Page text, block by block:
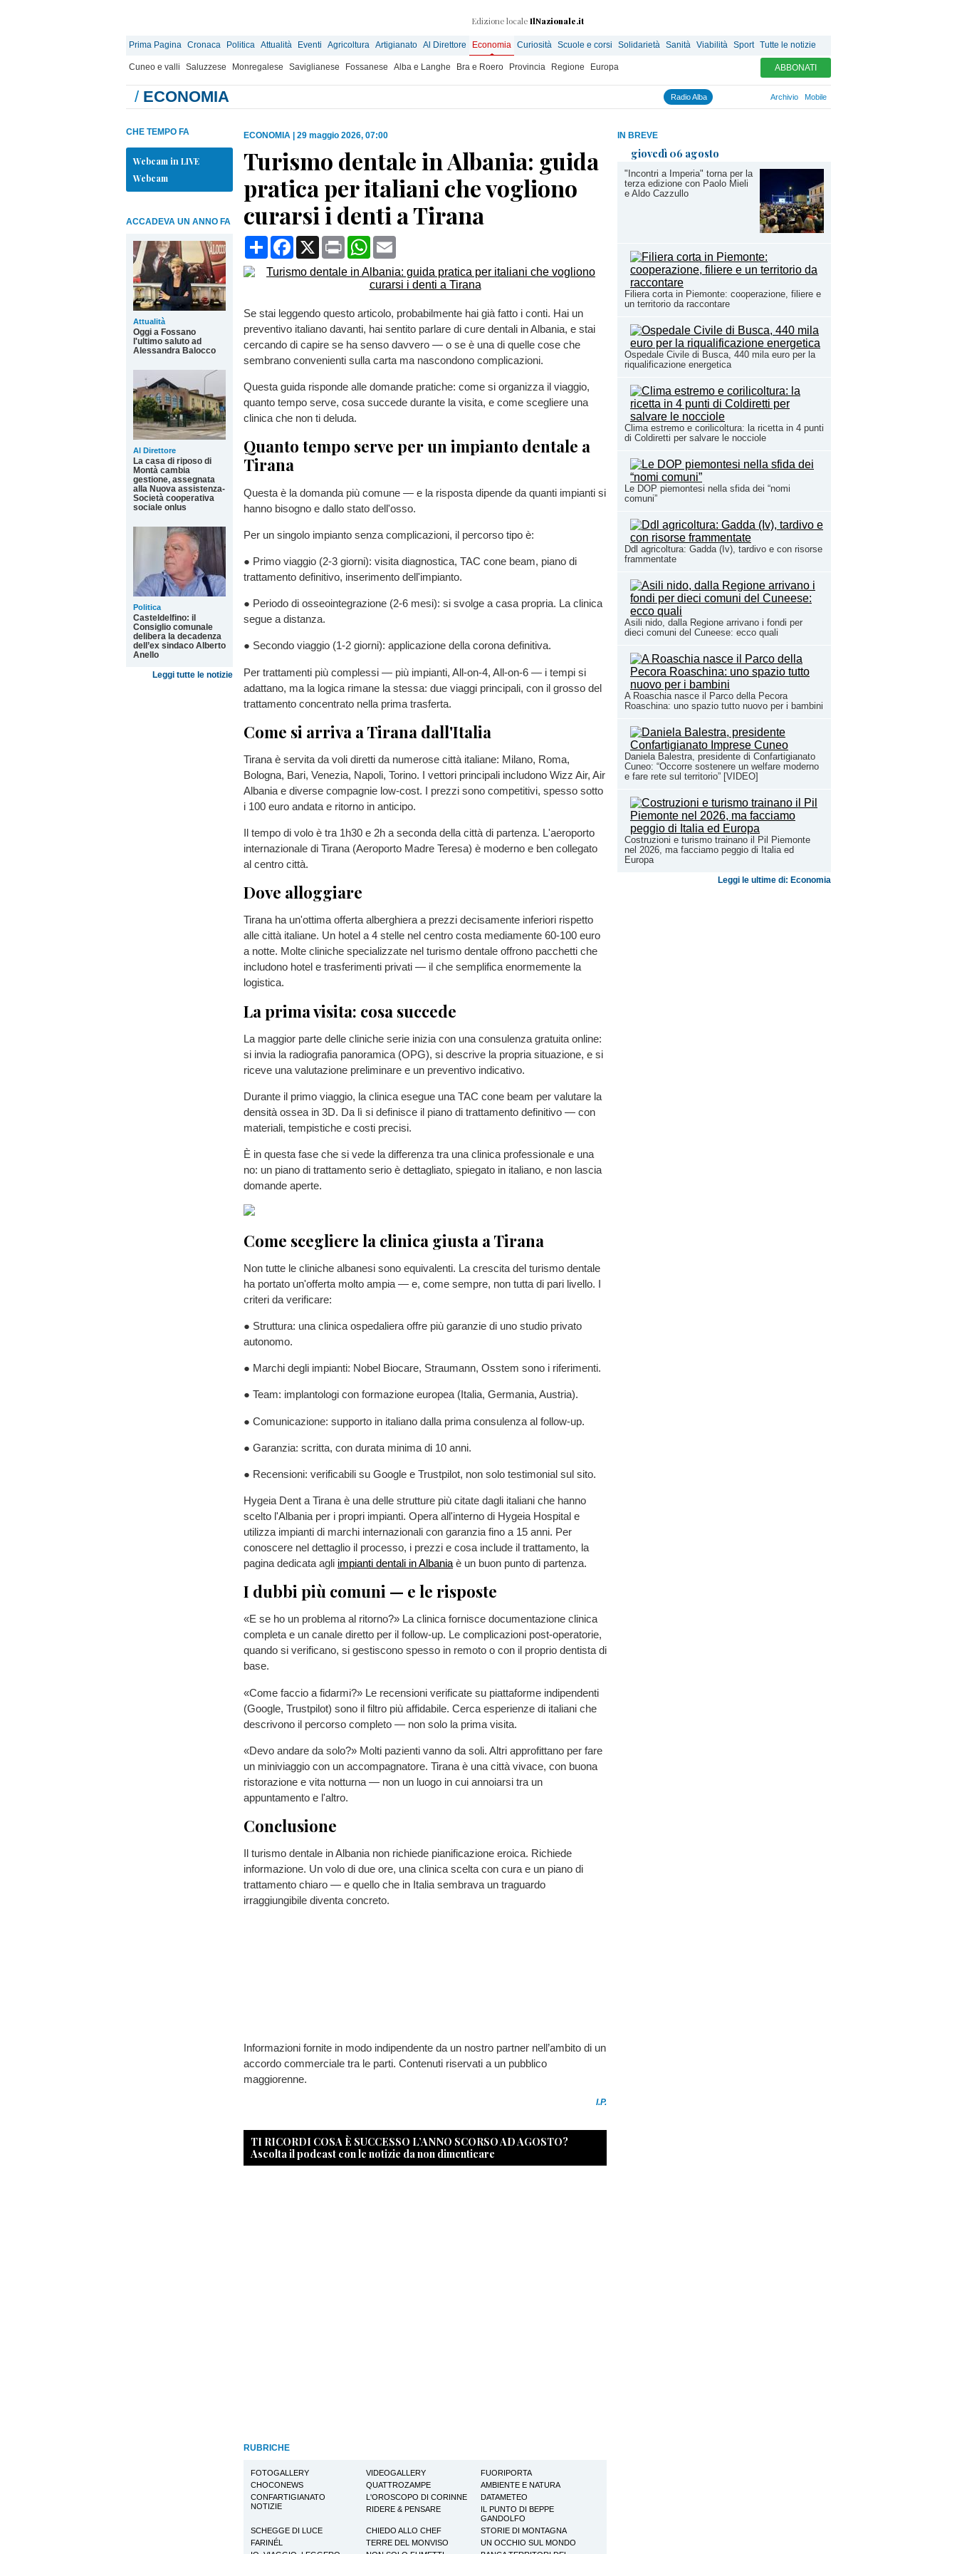
Edizione locale IlNazionale.it
Prima Pagina Cronaca Politica Attualità Eventi Agricoltura Artigianato Al Direttore Economia Curiosità Scuole e corsi Solidarietà Sanità Viabilità Sport Tutte le notizie
Cuneo e valli Saluzzese Monregalese Saviglianese Fossanese Alba e Langhe Bra e Roero Provincia Regione Europa ABBONATI
/ ECONOMIA Radio Alba Archivio Mobile
IN BREVE
giovedì 06 agosto
"Incontri a Imperia" torna per la
terza edizione con Paolo Mieli
e Aldo Cazzullo
Filiera corta in Piemonte: cooperazione, filiere e
un territorio da raccontare
Ospedale Civile di Busca, 440 mila euro per la
riqualificazione energetica
Clima estremo e corilicoltura: la ricetta in 4 punti
di Coldiretti per salvare le nocciole
Le DOP piemontesi nella sfida dei “nomi
comuni”
Ddl agricoltura: Gadda (Iv), tardivo e con risorse
frammentate
Asili nido, dalla Regione arrivano i fondi per
dieci comuni del Cuneese: ecco quali
A Roaschia nasce il Parco della Pecora
Roaschina: uno spazio tutto nuovo per i bambini
Daniela Balestra, presidente di Confartigianato
Cuneo: “Occorre sostenere un welfare moderno
e fare rete sul territorio” [VIDEO]
Costruzioni e turismo trainano il Pil Piemonte
nel 2026, ma facciamo peggio di Italia ed
Europa
Leggi le ultime di: Economia
CHE TEMPO FA
Webcam in LIVE
Webcam
ACCADEVA UN ANNO FA
Attualità
Oggi a Fossano
l'ultimo saluto ad
Alessandra Balocco
Al Direttore
La casa di riposo di
Montà cambia
gestione, assegnata
alla Nuova assistenza-
Società cooperativa
sociale onlus
Politica
Casteldelfino: il
Consiglio comunale
delibera la decadenza
dell’ex sindaco Alberto
Anello
Leggi tutte le notizie
ECONOMIA 29 maggio 2026, 07:00
Turismo dentale in Albania: guida
pratica per italiani che vogliono
curarsi i denti a Tirana
CondividiFacebook
X Print WhatsApp
Se stai leggendo questo articolo, probabilmente hai già fatto i conti. Hai un
preventivo italiano davanti, hai sentito parlare di cure dentali in Albania, e stai
cercando di capire se ha senso davvero — o se è una di quelle cose che
sembrano convenienti sulla carta ma nascondono complicazioni.
Questa guida risponde alle domande pratiche: come si organizza il viaggio,
quanto tempo serve, cosa succede durante la visita, e come scegliere una
clinica che non ti deluda.
Quanto tempo serve per un impianto dentale a
Tirana
Questa è la domanda più comune — e la risposta dipende da quanti impianti si
hanno bisogno e dallo stato dell'osso.
Per un singolo impianto senza complicazioni, il percorso tipo è:
● Primo viaggio (2-3 giorni): visita diagnostica, TAC cone beam, piano di
trattamento definitivo, inserimento dell'impianto.
● Periodo di osseointegrazione (2-6 mesi): si svolge a casa propria. La clinica
segue a distanza.
● Secondo viaggio (1-2 giorni): applicazione della corona definitiva.
Per trattamenti più complessi — più impianti, All-on-4, All-on-6 — i tempi si
adattano, ma la logica rimane la stessa: due viaggi principali, con il grosso del
trattamento concentrato nella prima trasferta.
Come si arriva a Tirana dall'Italia
Tirana è servita da voli diretti da numerose città italiane: Milano, Roma,
Bologna, Bari, Venezia, Napoli, Torino. I vettori principali includono Wizz Air, Air
Albania e diverse compagnie low-cost. I prezzi sono competitivi, spesso sotto
i 100 euro andata e ritorno in anticipo.
Il tempo di volo è tra 1h30 e 2h a seconda della città di partenza. L'aeroporto
internazionale di Tirana (Aeroporto Madre Teresa) è moderno e ben collegato
al centro città.
Dove alloggiare
Tirana ha un'ottima offerta alberghiera a prezzi decisamente inferiori rispetto
alle città italiane. Un hotel a 4 stelle nel centro costa mediamente 60-100 euro
a notte. Molte cliniche specializzate nel turismo dentale offrono pacchetti che
includono hotel e trasferimenti privati — il che semplifica enormemente la
logistica.
La prima visita: cosa succede
La maggior parte delle cliniche serie inizia con una consulenza gratuita online:
si invia la radiografia panoramica (OPG), si descrive la propria situazione, e si
riceve una valutazione preliminare e un preventivo indicativo.
Durante il primo viaggio, la clinica esegue una TAC cone beam per valutare la
densità ossea in 3D. Da lì si definisce il piano di trattamento definitivo — con
materiali, tempistiche e costi precisi.
È in questa fase che si vede la differenza tra una clinica professionale e una
no: un piano di trattamento serio è dettagliato, spiegato in italiano, e non lascia
domande aperte.
Come scegliere la clinica giusta a Tirana
Non tutte le cliniche albanesi sono equivalenti. La crescita del turismo dentale
ha portato un'offerta molto ampia — e, come sempre, non tutta di pari livello. I
criteri da verificare:
● Struttura: una clinica ospedaliera offre più garanzie di uno studio privato
autonomo.
● Marchi degli impianti: Nobel Biocare, Straumann, Osstem sono i riferimenti.
● Team: implantologi con formazione europea (Italia, Germania, Austria).
● Comunicazione: supporto in italiano dalla prima consulenza al follow-up.
● Garanzia: scritta, con durata minima di 10 anni.
● Recensioni: verificabili su Google e Trustpilot, non solo testimonial sul sito.
Hygeia Dent a Tirana è una delle strutture più citate dagli italiani che hanno
scelto l'Albania per i propri impianti. Opera all'interno di Hygeia Hospital e
utilizza impianti di marchi internazionali con garanzia fino a 15 anni. Per
conoscere nel dettaglio il processo, i prezzi e cosa include il trattamento, la
pagina dedicata agli impianti dentali in Albania è un buon punto di partenza.
I dubbi più comuni — e le risposte
«E se ho un problema al ritorno?» La clinica fornisce documentazione clinica
completa e un canale diretto per il follow-up. Le complicazioni post-operatorie,
quando si verificano, si gestiscono spesso in remoto o con il proprio dentista di
base.
«Come faccio a fidarmi?» Le recensioni verificate su piattaforme indipendenti
(Google, Trustpilot) sono il filtro più affidabile. Cerca esperienze di italiani che
descrivono il percorso completo — non solo la prima visita.
«Devo andare da solo?» Molti pazienti vanno da soli. Altri approfittano per fare
un miniviaggio con un accompagnatore. Tirana è una città vivace, con buona
ristorazione e vita notturna — non un luogo in cui annoiarsi tra un
appuntamento e l'altro.
Conclusione
Il turismo dentale in Albania non richiede pianificazione eroica. Richiede
informazione. Un volo di due ore, una clinica scelta con cura e un piano di
trattamento chiaro — e quello che in Italia sembrava un traguardo
irraggiungibile diventa concreto.
Informazioni fornite in modo indipendente da un nostro partner nell’ambito di un
accordo commerciale tra le parti. Contenuti riservati a un pubblico
maggiorenne.
I.P.
TI RICORDI COSA È SUCCESSO L’ANNO SCORSO AD AGOSTO?
Ascolta il podcast con le notizie da non dimenticare
RUBRICHE
FOTOGALLERY VIDEOGALLERY
FUORIPORTA
CHOCONEWS
QUATTROZAMPE
AMBIENTE E NATURA
CONFARTIGIANATO
NOTIZIE
L'OROSCOPO DI CORINNE
DATAMETEO
RIDERE & PENSARE
IL PUNTO DI BEPPE
GANDOLFO
SCHEGGE DI LUCE
CHIEDO ALLO CHEF
STORIE DI MONTAGNA
FARINÉL
TERRE DEL MONVISO
UN OCCHIO SUL MONDO